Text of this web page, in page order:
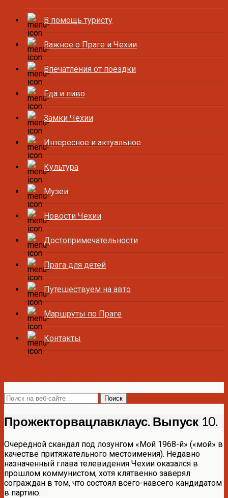
В помощь туристу
Важное о Праге и Чехии
Впечатления от поездки
Еда и пиво
Замки Чехии
Интересное и актуальное
Культура
Музеи
Новости Чехии
Достопримечательности
Прага для детей
Путешествуем на авто
Маршруты по Праге
Контакты
Прожекторвацлавклаус. Выпуск 10.
Очередной скандал под лозунгом «Мой 1968-й» («мой» в
качестве притяжательного местоимения). Недавно
назначенный глава телевидения Чехии оказался в
прошлом коммунистом, хотя клятвенно заверял
сограждан в том, что состоял всего-навсего кандидатом
в партию.